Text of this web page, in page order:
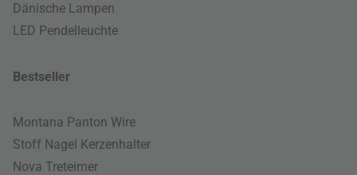
Dänische Lampen
LED Pendelleuchte
Bestseller
Montana Panton Wire
Stoff Nagel Kerzenhalter
Nova Treteimer